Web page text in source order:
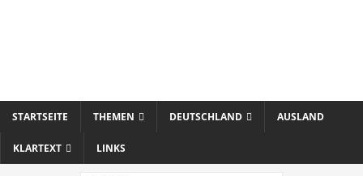
STARTSEITE THEMEN DEUTSCHLAND AUSLAND
KLARTEXT LINKS